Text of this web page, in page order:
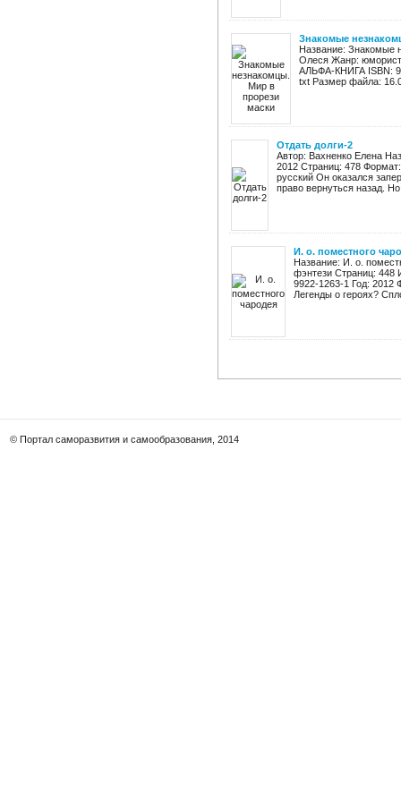
Знакомые
Название: Знакомые
Олеся Жанр:
АЛЬФА-КНИГА ISBN:
txt Размер файла:
Отдать долги-2
Автор: Вахненко Елена
2012 Страниц: 478
русский Он оказался
право вернуться назад.
И. о. поместного
Название: И. о.
фэнтези Страниц: 448
9922-1263-1 Год: 2012
Легенды о героях?
© Портал саморазвития и самообразования, 2014